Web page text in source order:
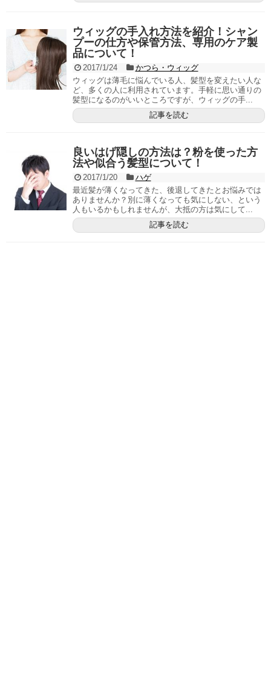
ウィッグの手入れ方法を紹介！シャン
プーの仕方や保管方法、専用のケア製
品について！
2017/1/24
かつら・ウィッグ
ウィッグは薄毛に悩んでいる人、髪型を変えたい人な
ど、多くの人に利用されています。手軽に思い通りの
髪型になるのがいいところですが、ウィッグの手...
記事を読む
良いはげ隠しの方法は？粉を使った方
法や似合う髪型について！
2017/1/20
ハゲ
最近髪が薄くなってきた、後退してきたとお悩みでは
ありませんか？別に薄くなっても気にしない、という
人もいるかもしれませんが、大抵の方は気にして...
記事を読む